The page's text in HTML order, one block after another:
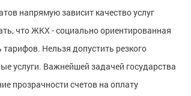
напрямую зависит качество услуг
что ЖКХ - социально ориентированная
Нельзя допустить резкого
услуги. Важнейшей задачей государства
прозрачности счетов на оплату